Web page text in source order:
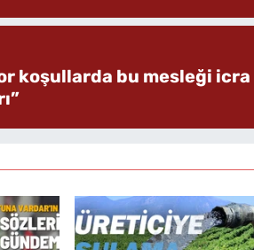
koşullarda bu mesleği icra